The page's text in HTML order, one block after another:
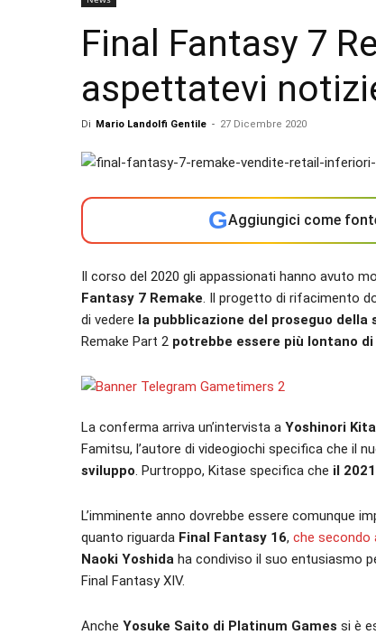
Final Fantasy 7
aspettatevi
Di Mario Landolfi Gentile - 27 Dicembre 2020
GAggiungici come
Il corso del 2020 gli appassionati hanno avuto
Fantasy 7 Remake. Il progetto di rifacimento
di vedere la pubblicazione del proseguo
Remake Part 2 potrebbe essere più lontano
La conferma arriva un’intervista a Yoshinori
Famitsu, l’autore di videogiochi specifica che il
sviluppo. Purtroppo, Kitase specifica che il
L’imminente anno dovrebbe essere comunque
quanto riguarda Final Fantasy 16, che secondo
Naoki Yoshida ha condiviso il suo entusiasmo
Final Fantasy XIV.
Anche Yosuke Saito di Platinum Games si è